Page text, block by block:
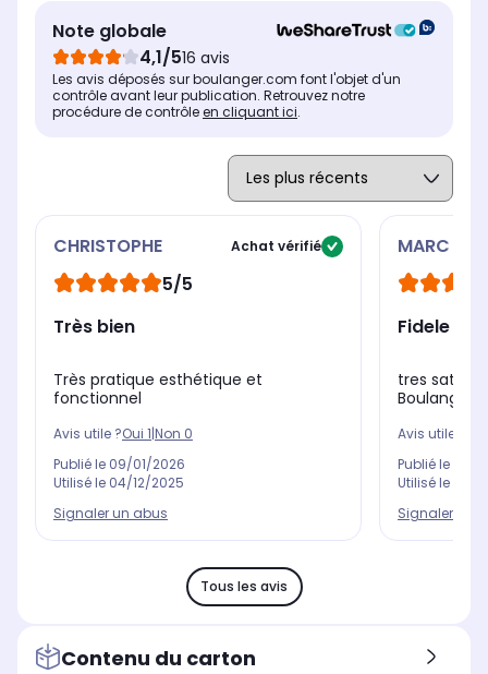
Note globale
4,1/516 avis
Les avis déposés sur boulanger.com font l'objet d'un
contrôle avant leur publication. Retrouvez notre
procédure de contrôleen cliquant ici.
CHRISTOPHE Achat vérifié
5/5
Très bien
Très pratique esthétique et
fonctionnel
Avis utile ?Oui 1|Non 0
Publié le 09/01/2026
Utilisé le 04/12/2025
Signaler un abus
MARC
tres
Boulanger
Avis utile ?
Publié le
Utilisé le
Signaler un
Tous les avis
Contenu du carton